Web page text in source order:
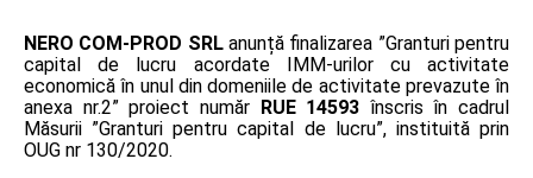
NERO COM-PROD SRLanunță finalizarea ”Granturi pentru
capital de lucru acordate IMM-urilor cu activitate
economică în unul din domeniile de activitate prevazute în
anexa nr.2” proiect număr RUE 14593 înscris în cadrul
Măsurii ”Granturi pentru capital de lucru”, instituită prin
OUG nr 130/2020.